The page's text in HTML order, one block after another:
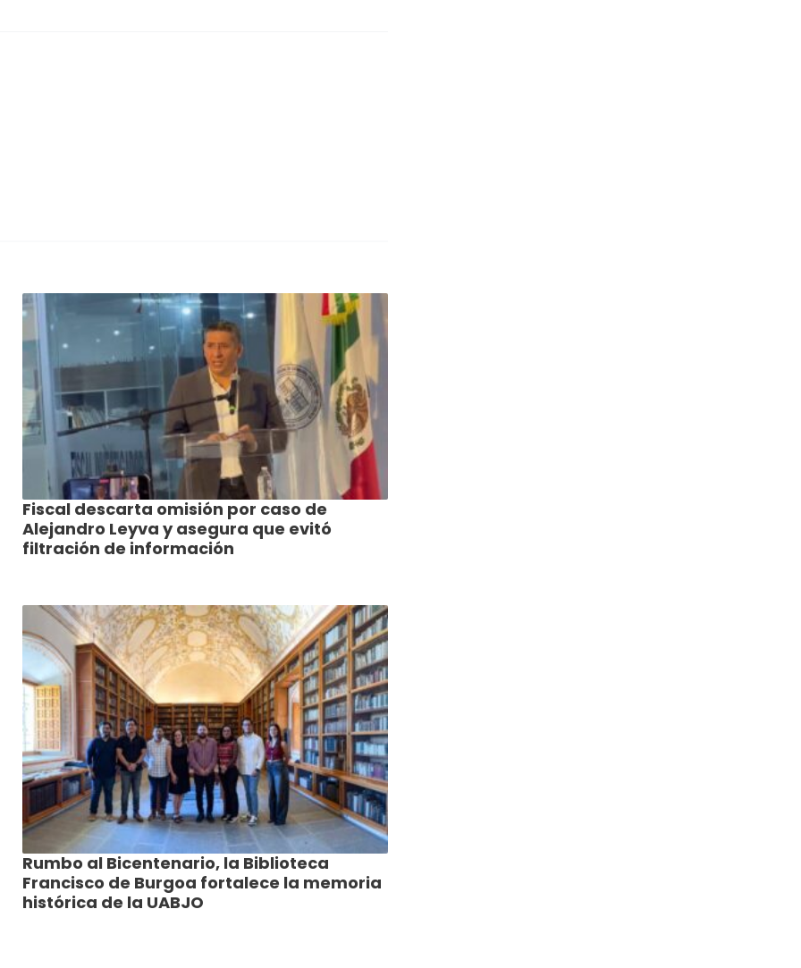
Fiscal descarta omisión por caso de
Alejandro Leyva y asegura que evitó
filtración de información
Rumbo al Bicentenario, la Biblioteca
Francisco de Burgoa fortalece la memoria
histórica de la UABJO